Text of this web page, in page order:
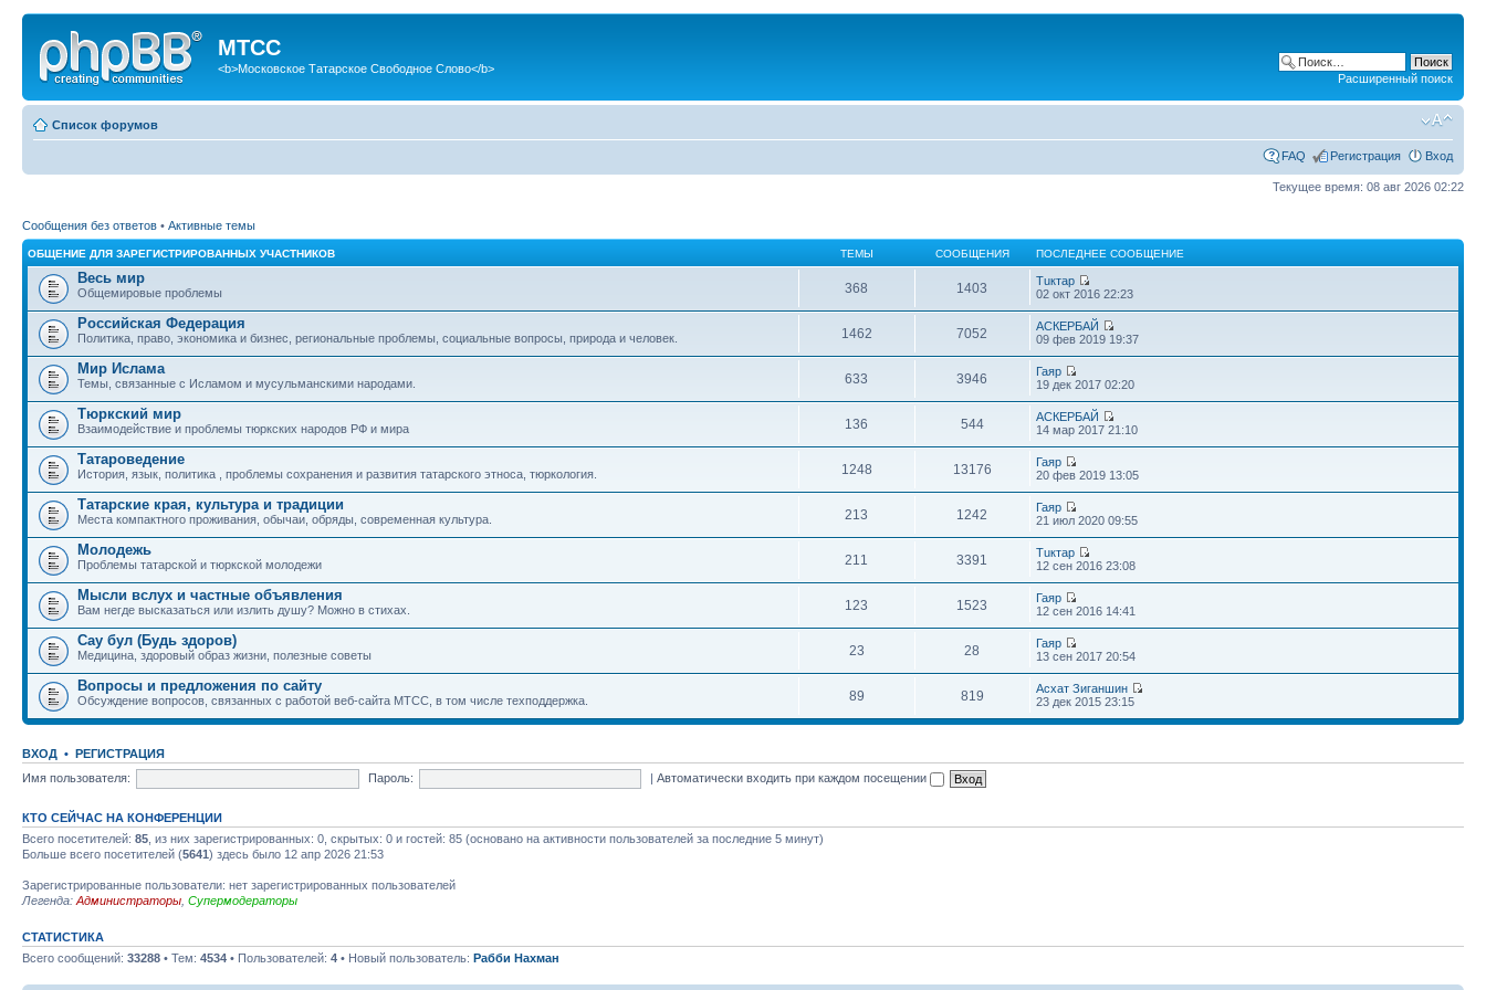
МТСС
<b>Московское Татарское Свободное Слово</b>
Расширенный поиск
Список форумов
FAQ Регистрация Вход
Текущее время: 08 авг 2026 02:22
Сообщения без ответов • Активные темы
ОБЩЕНИЕ ДЛЯ ЗАРЕГИСТРИРОВАННЫХ УЧАСТНИКОВ ТЕМЫ СООБЩЕНИЯ ПОСЛЕДНЕЕ СООБЩЕНИЕ
Весь мир
Общемировые проблемы 368 1403
Тuктар
02 окт 2016 22:23
Российская Федерация
Политика, право, экономика и бизнес, региональные проблемы, социальные вопросы, природа и человек. 1462 7052
АСКЕРБАЙ
09 фев 2019 19:37
Мир Ислама
Темы, связанные с Исламом и мусульманскими народами. 633 3946
Гаяр
19 дек 2017 02:20
Тюркский мир
Взаимодействие и проблемы тюркских народов РФ и мира 136 544
АСКЕРБАЙ
14 мар 2017 21:10
Татароведение
История, язык, политика , проблемы сохранения и развития татарского этноса, тюркология. 1248 13176
Гаяр
20 фев 2019 13:05
Татарские края, культура и традиции
Места компактного проживания, обычаи, обряды, современная культура. 213 1242
Гаяр
21 июл 2020 09:55
Молодежь
Проблемы татарской и тюркской молодежи 211 3391
Тuктар
12 сен 2016 23:08
Мысли вслух и частные объявления
Вам негде высказаться или излить душу? Можно в стихах. 123 1523
Гаяр
12 сен 2016 14:41
Сау бул (Будь здоров)
Медицина, здоровый образ жизни, полезные советы 23 28
Гаяр
13 сен 2017 20:54
Вопросы и предложения по сайту
Обсуждение вопросов, связанных с работой веб-сайта МТСС, в том числе техподдержка. 89 819
Асхат Зиганшин
23 дек 2015 23:15
ВХОД • РЕГИСТРАЦИЯ
Имя пользователя:
Пароль: |Автоматически входить при каждом посещении
КТО СЕЙЧАС НА КОНФЕРЕНЦИИ
Всего посетителей: 85 , из них зарегистрированных: 0, скрытых: 0 и гостей: 85 (основано на активности пользователей за последние 5 минут)
Больше всего посетителей (5641) здесь было 12 апр 2026 21:53
Зарегистрированные пользователи: нет зарегистрированных пользователей
Легенда: Администраторы Супермодераторы
СТАТИСТИКА
Всего сообщений: 33288 • Тем: 4534 • Пользователей: 4 • Новый пользователь: Рабби Нахман